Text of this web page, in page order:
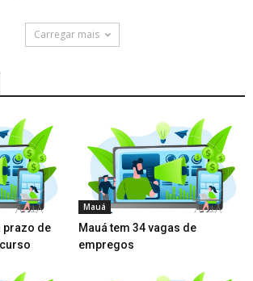
Carregar mais
prazo de
Mauá
Mauá tem 34 vagas de
empregos